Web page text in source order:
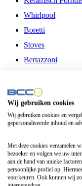
Whirlpool
Boretti
Stoves
Bertazzoni
Fitelli
Airfryer
Frituurpan
Contactgrill
Broodbakmachine
Broodrooster
Wij gebruiken cookies
Wij gebruiken cookies en
gepersonaliseerde inhoud en
Met deze cookies verzamelen
bezoeker en volgen we uw
aan de hand van unieke
persoonlijke profiel op.
voorkeuren. Ook kunnen wij